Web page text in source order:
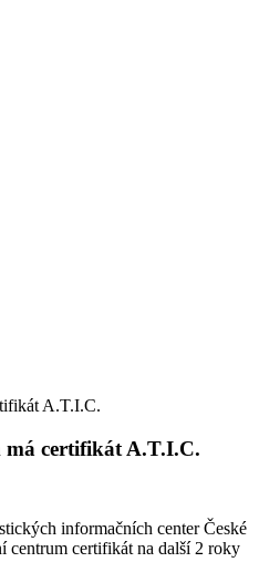
A.T.I.C.
má certifikát A.T.I.C.
informačních center České
centrum certifikát na další 2 roky